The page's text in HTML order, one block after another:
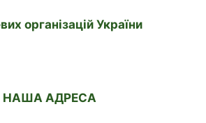
організацій України
НАША АДРЕСА